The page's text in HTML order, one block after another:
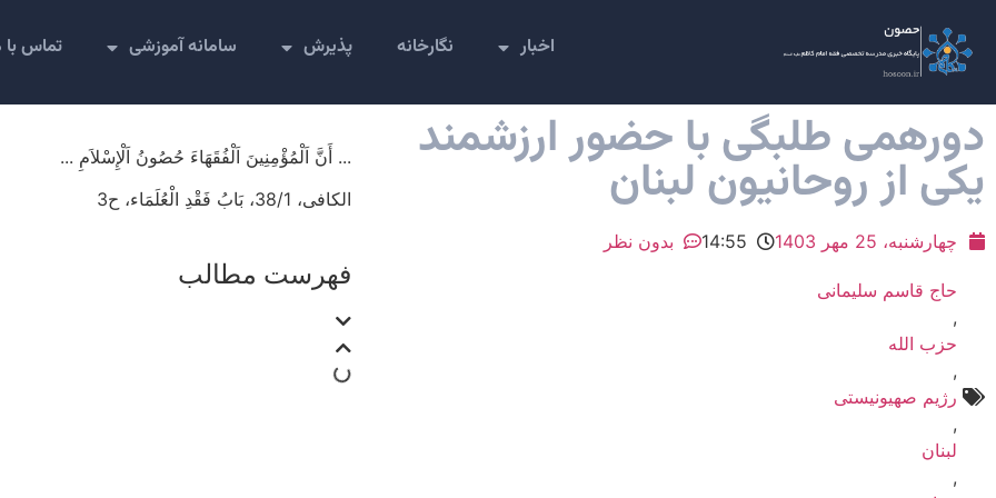
اخبار نگارخانه پذیرش سامانه آموزشی تماس
دورهمی طلبگی با حضور ارزشمند
یکی از روحانیون لبنان
چهارشنبه، 25 مهر 1403 14:55 بدون نظر
حاج قاسم سلیمانی
,
حزب الله
,
رژیم صهیونیستی
,
لبنان
,
... أَنَّ اَلْمُؤْمِنِينَ اَلْفُقَهَاءَ حُصُونُ اَلْإِسْلاَمِ ...
الکافی، 38/1، بَابُ فَقْدِ الْعُلَمَاء، ح3
فهرست مطالب